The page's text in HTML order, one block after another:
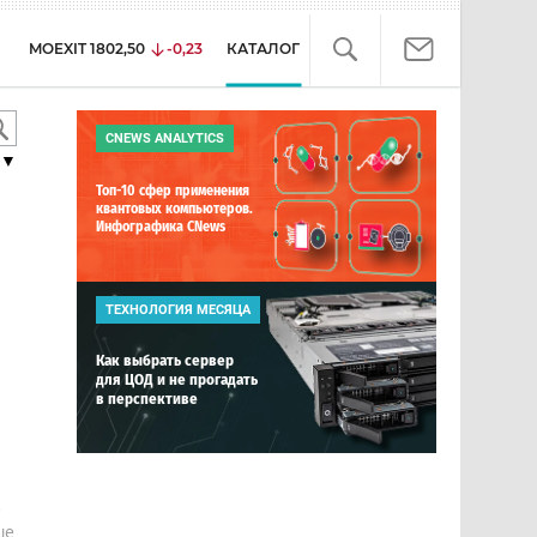
MOEXIT 1802,50 -0,23 КАТАЛОГ
CNEWS ANALYTICS
Топ-10 сфер применения
квантовых компьютеров.
Инфографика CNews
ТЕХНОЛОГИЯ МЕСЯЦА
Как выбрать сервер
для ЦОД и не прогадать
в перспективе